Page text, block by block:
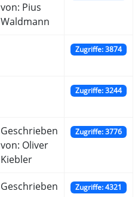
von: Pius
Waldmann
Zugriffe: 3874
Zugriffe: 3244
Geschrieben
von: Oliver
Kiebler
Zugriffe: 3776
Geschrieben
Zugriffe: 4321